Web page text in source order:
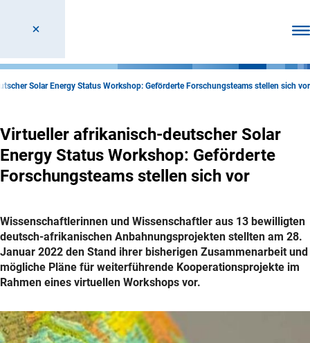
Solar Energy Status Workshop: Geförderte Forschungsteams stellen sich vor
Virtueller afrikanisch-deutscher Solar
Energy Status Workshop: Geförderte
Forschungsteams stellen sich vor
Wissenschaftlerinnen und Wissenschaftler aus 13 bewilligten
deutsch-afrikanischen Anbahnungsprojekten stellten am 28.
Januar 2022 den Stand ihrer bisherigen Zusammenarbeit und
mögliche Pläne für weiterführende Kooperationsprojekte im
Rahmen eines virtuellen Workshops vor.